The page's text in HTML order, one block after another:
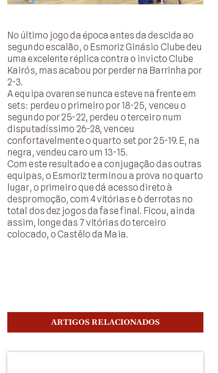
No último jogo da época antes da descida ao
segundo escalão, o Esmoriz Ginásio Clube deu
uma excelente réplica contra o invicto Clube
Kairós, mas acabou por perder na Barrinha por
2-3.
A equipa ovarense nunca esteve na frente em
sets: perdeu o primeiro por 18-25, venceu o
segundo por 25-22, perdeu o terceiro num
disputadíssimo 26-28, venceu
confortavelmente o quarto set por 25-19. E, na
negra, vendeu caro um 13-15.
Com este resultado e a conjugação das outras
equipas, o Esmoriz terminou a prova no quarto
lugar, o primeiro que dá acesso direto à
despromoção, com 4 vitórias e 6 derrotas no
total dos dez jogos da fase final. Ficou, ainda
assim, longe das 7 vitórias do terceiro
colocado, o Castêlo da Maia.
ARTIGOS RELACIONADOS